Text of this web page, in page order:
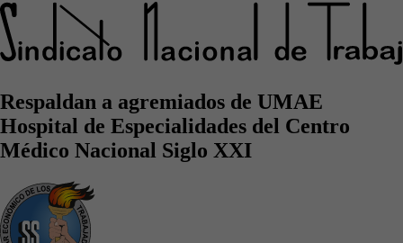
Respaldan a agremiados de UMAE
Hospital de Especialidades del Centro
Médico Nacional Siglo XXI